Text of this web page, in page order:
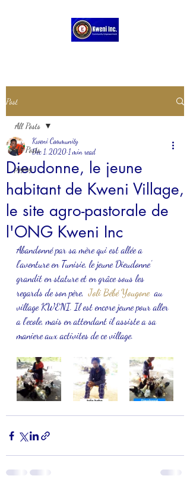
Post
All Posts
pygmy
All Posts
Dieudonne, le jeune
habitant de Kweni Village,
le site agro-pastorale de
l'ONG Kweni Inc
Kweni Community
Dec 1, 2020 1 min read
Abandonné par sa mère qui est allée a
l'aventure en Tunisie, le jeune Dieudonne’
grandit en stature et en grâce sous les
regards de son père, Joli Bébé Yougone
  au
village KWENI. Il est encore jeune pour aller
a l'ecole, mais en attendant il assiste a sa
maniere aux activites de ce village.